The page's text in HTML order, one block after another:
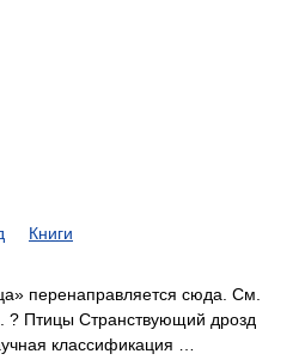
Книги
перенаправляется сюда. Cм.
? Птицы Странствующий дрозд
классификация …